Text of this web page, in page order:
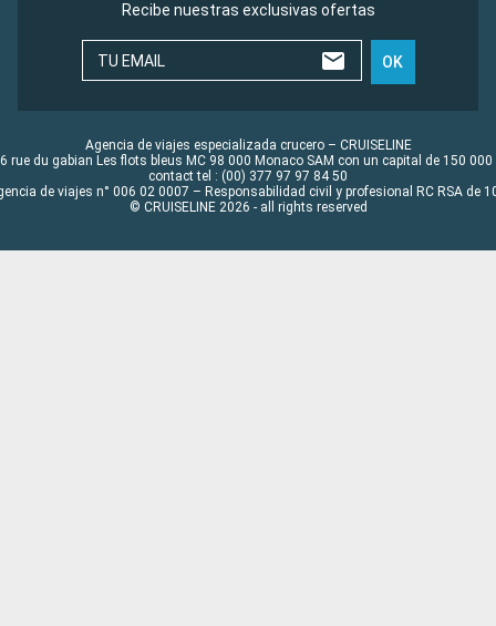
Recibe nuestras exclusivas ofertas
TU EMAIL OK
Agencia de viajes especializada crucero – CRUISELINE
rue du gabian Les flots bleus MC 98 000 Monaco SAM con un capital de 150 000
contact tel : (00) 377 97 97 84 50
de viajes n° 006 02 0007 – Responsabilidad civil y profesional RC RSA de
© CRUISELINE 2026 - all rights reserved